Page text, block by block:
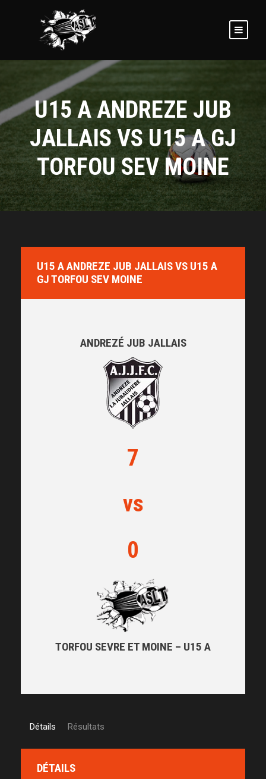
U15 A ANDREZE JUB
JALLAIS VS U15 A GJ
TORFOU SEV MOINE
U15 A ANDREZE JUB JALLAIS VS U15 A
GJ TORFOU SEV MOINE
ANDREZÉ JUB JALLAIS
7
vs
0
TORFOU SEVRE ET MOINE – U15 A
Détails Résultats
DÉTAILS